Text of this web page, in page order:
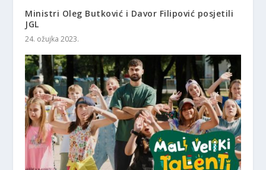
Ministri Oleg Butković i Davor Filipović posjetili
JGL
24. ožujka 2023.